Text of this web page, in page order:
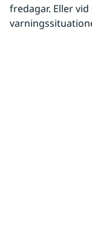
fredagar. Eller